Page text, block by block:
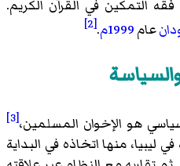
التمكين في القرآن الكريم.
عام1999م .
[2]
هو الإخوان المسلمين،[3]
ليبيا، منها اتخاذه في البداية